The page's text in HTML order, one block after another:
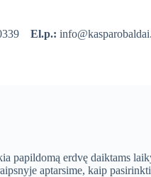
El.p.:
papildomą erdvę daiktams
aptarsime, kaip